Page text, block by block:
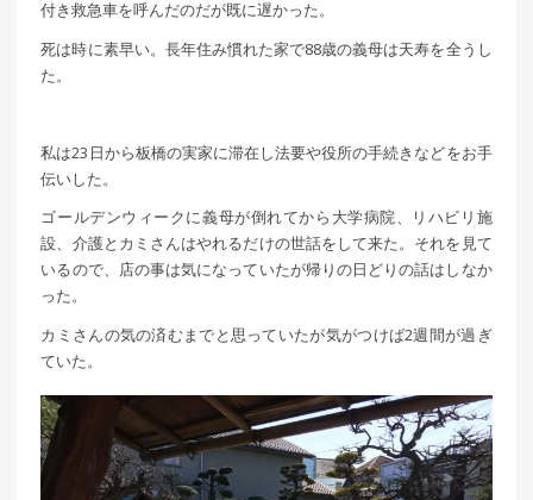
付き救急車を呼んだのだが既に遅かった。
死は時に素早い。長年住み慣れた家で88歳の義母は天寿を全うし
た。
私は23日から板橋の実家に滞在し法要や役所の手続きなどをお手
伝いした。
ゴールデンウィークに義母が倒れてから大学病院、リハビリ施
設、介護とカミさんはやれるだけの世話をして来た。それを見て
いるので、店の事は気になっていたが帰りの日どりの話はしなか
った。
カミさんの気の済むまでと思っていたが気がつけば2週間が過ぎ
ていた。